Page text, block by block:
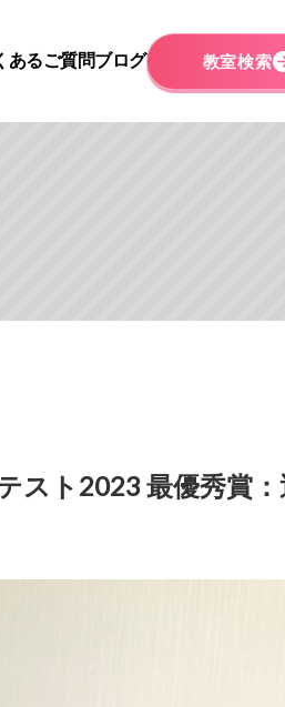
あるご質問ブログ 教室検索
スト2023 最優秀賞